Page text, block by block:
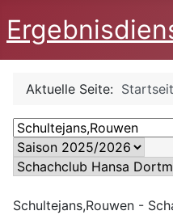
Aktuelle Seite:
Schultejans,Rouwen -